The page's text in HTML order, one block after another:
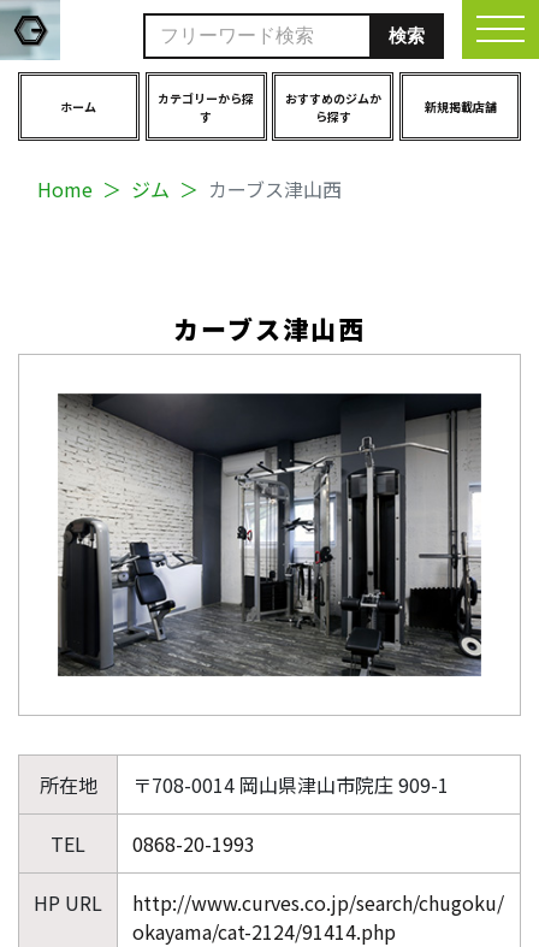
ホーム
カテゴリーから探
す
おすすめのジムか
ら探す
新規掲載店舗
Home ジム カーブス津山西
カーブス津山西
所在地 〒708-0014 岡山県津山市院庄 909-1
TEL 0868-20-1993
HP URL
http://www.curves.co.jp/search/chugoku/
okayama/cat-2124/91414.php